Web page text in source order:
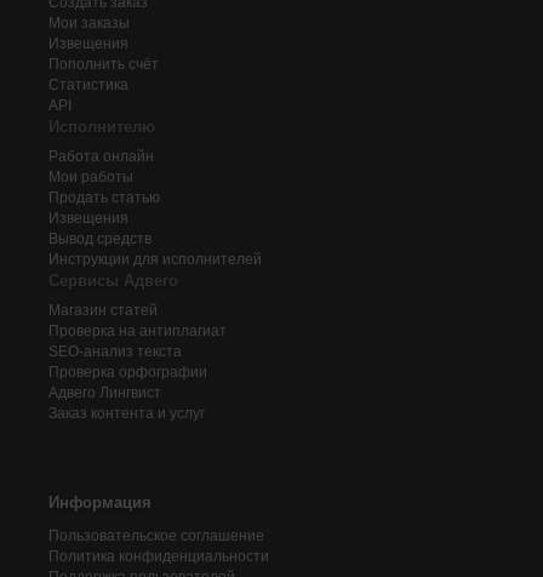
Мои заказы
Извещения
Пополнить счёт
Статистика
API
Исполнителю
Работа онлайн
Мои работы
Продать статью
Извещения
Вывод средств
Инструкции для исполнителей
Сервисы Адвего
Магазин статей
Проверка на антиплагиат
SEO-анализ текста
Проверка орфографии
Адвего Лингвист
Заказ контента и услуг
Информация
Пользовательское соглашение
Политика конфиденциальности